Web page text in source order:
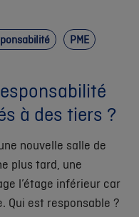
PME
à des tiers ?
nouvelle salle de
plus tard, une
l’étage inférieur car
Qui est responsable ?